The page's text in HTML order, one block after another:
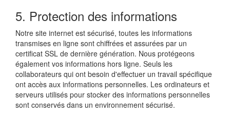
5. Protection des informations
Notre site internet est sécurisé, toutes les informations
transmises en ligne sont chiffrées et assurées par un
certificat SSL de dernière génération. Nous protégeons
également vos informations hors ligne. Seuls les
collaborateurs qui ont besoin d'effectuer un travail spécifique
ont accès aux informations personnelles. Les ordinateurs et
serveurs utilisés pour stocker des informations personnelles
sont conservés dans un environnement sécurisé.